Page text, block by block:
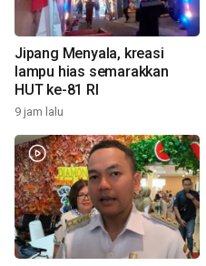
Jipang Menyala, kreasi
lampu hias semarakkan
HUT ke-81 RI
9 jam lalu